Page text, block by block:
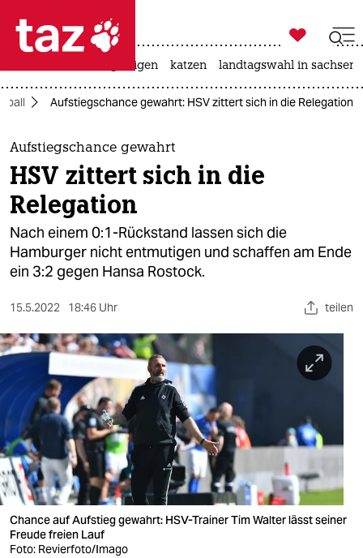
 taz zahl ich
taz zahl ich
themen
politik
öko
gesellschaft
sport
berlin
nord
wahrheit
verlag
verlag
veranstaltungen

taz zahl ich
bergsteigen katzen landtagswahl in
Aufstiegschance gewahrt: HSV zittert sich in die Relegation
Aufstiegschance gewahrt
HSV zittert sich in die
Relegation
Nach einem 0:1-Rückstand lassen sich die
Hamburger nicht entmutigen und schaffen am Ende
ein 3:2 gegen Hansa Rostock.
15.5.2022 18:46 Uhr teilen
Chance auf Aufstieg gewahrt: HSV-Trainer Tim Walter lässt seiner
Freude freien Lauf
Foto: Revierfoto/Imago